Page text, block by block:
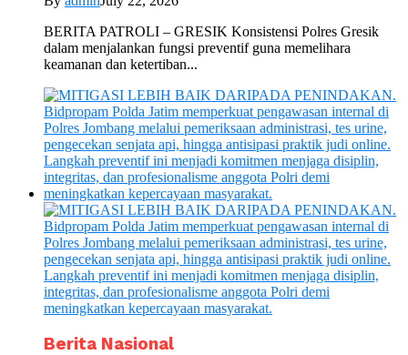
BERITA PATROLI – GRESIK Konsistensi Polres Gresik
dalam menjalankan fungsi preventif guna memelihara
keamanan dan ketertiban...
Berita Nasional